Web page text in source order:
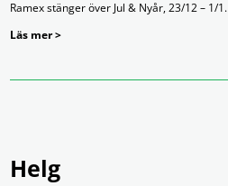
Ramex stänger över Jul & Nyår, 23/12 – 1/1.
Läs mer >
Helg